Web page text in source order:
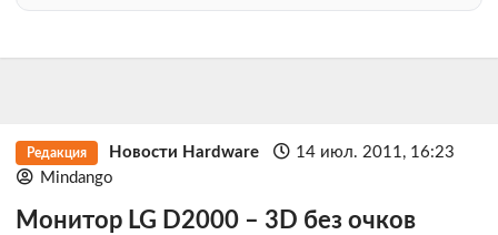
Редакция Новости Hardware
14 июл. 2011, 16:23
Mindango
Монитор LG D2000 – 3D без очков